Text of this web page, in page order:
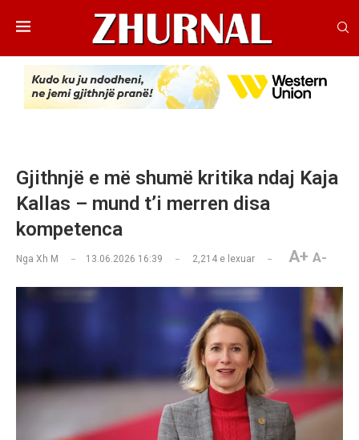
Gjithnjë e më shumë kritika ndaj Kaja
Kallas – mund t’i merren disa
kompetenca
Nga Xh M 13.06.2026 16:39 2,214 e lexuar A+ A-